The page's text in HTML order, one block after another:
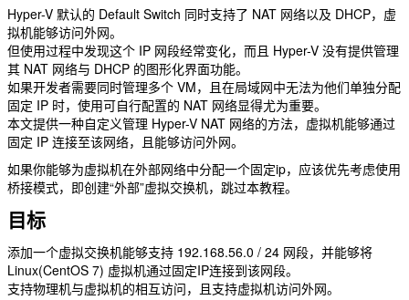
Hyper-V 默认的 Default Switch 同时支持了 NAT 网络以及 DHCP，虚
拟机能够访问外网。
但使用过程中发现这个 IP 网段经常变化，而且 Hyper-V 没有提供管理
其 NAT 网络与 DHCP 的图形化界面功能。
如果开发者需要同时管理多个 VM，且在局域网中无法为他们单独分配
固定 IP 时，使用可自行配置的 NAT 网络显得尤为重要。
本文提供一种自定义管理 Hyper-V NAT 网络的方法，虚拟机能够通过
固定 IP 连接至该网络，且能够访问外网。
如果你能够为虚拟机在外部网络中分配一个固定ip，应该优先考虑使用
桥接模式，即创建“外部”虚拟交换机，跳过本教程。
目标
添加一个虚拟交换机能够支持 192.168.56.0 / 24 网段，并能够将
Linux(CentOS 7) 虚拟机通过固定IP连接到该网段。
支持物理机与虚拟机的相互访问，且支持虚拟机访问外网。